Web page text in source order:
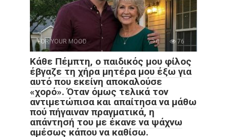
FOR YOUR MOOD 0 76
Κάθε Πέμπτη, ο παιδικός μου φίλος
έβγαζε τη χήρα μητέρα μου έξω για
αυτό που εκείνη αποκαλούσε
«χορό». Όταν όμως τελικά τον
αντιμετώπισα και απαίτησα να μάθω
πού πήγαιναν πραγματικά, η
απάντησή του με έκανε να ψάχνω
αμέσως κάπου να καθίσω.